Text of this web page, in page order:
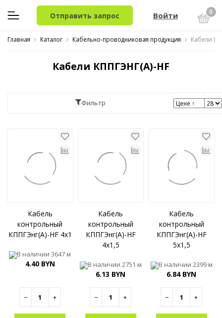
Отправить запрос Войти 0
Главная Каталог Кабельно-проводниковая продукция Кабели
Кабели КППГЭНГ(A)-HF
Фильтр
Кабель
контрольный
КППГЭнг(A)-HF 4x1
В наличии3647 м
4.40 BYN
− +
Кабель
контрольный
КППГЭнг(A)-HF
4x1,5
В наличии 2751 м
6.13 BYN
− +
Кабель
контрольный
КППГЭнг(A)-HF
5x1,5
В наличии 2399 м
6.84 BYN
− +